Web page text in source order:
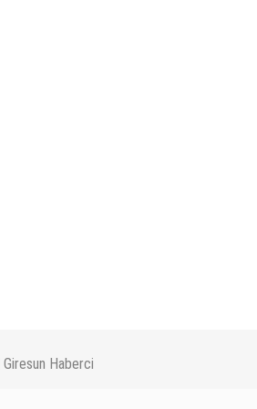
Giresun Haberci